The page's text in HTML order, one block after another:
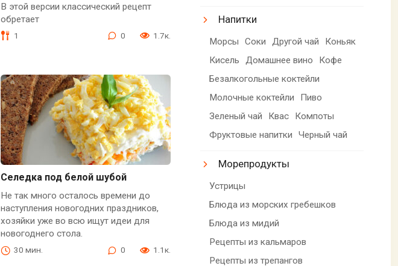
В этой версии классический рецепт
обретает
1 0 1.7к.
Селедка под белой шубой
Не так много осталось времени до
наступления новогодних праздников,
хозяйки уже во всю ищут идеи для
новогоднего стола.
30 мин. 0 1.1к.
Напитки
Морсы Соки Другой чай
Коньяк
Кисель
Домашнее вино
Кофе
Безалкогольные коктейли
Молочные коктейли
Пиво
Зеленый чай
Квас
Компоты
Фруктовые напитки
Черный чай
Морепродукты
Устрицы
Блюда из морских гребешков
Блюда из мидий
Рецепты из кальмаров
Рецепты из трепангов